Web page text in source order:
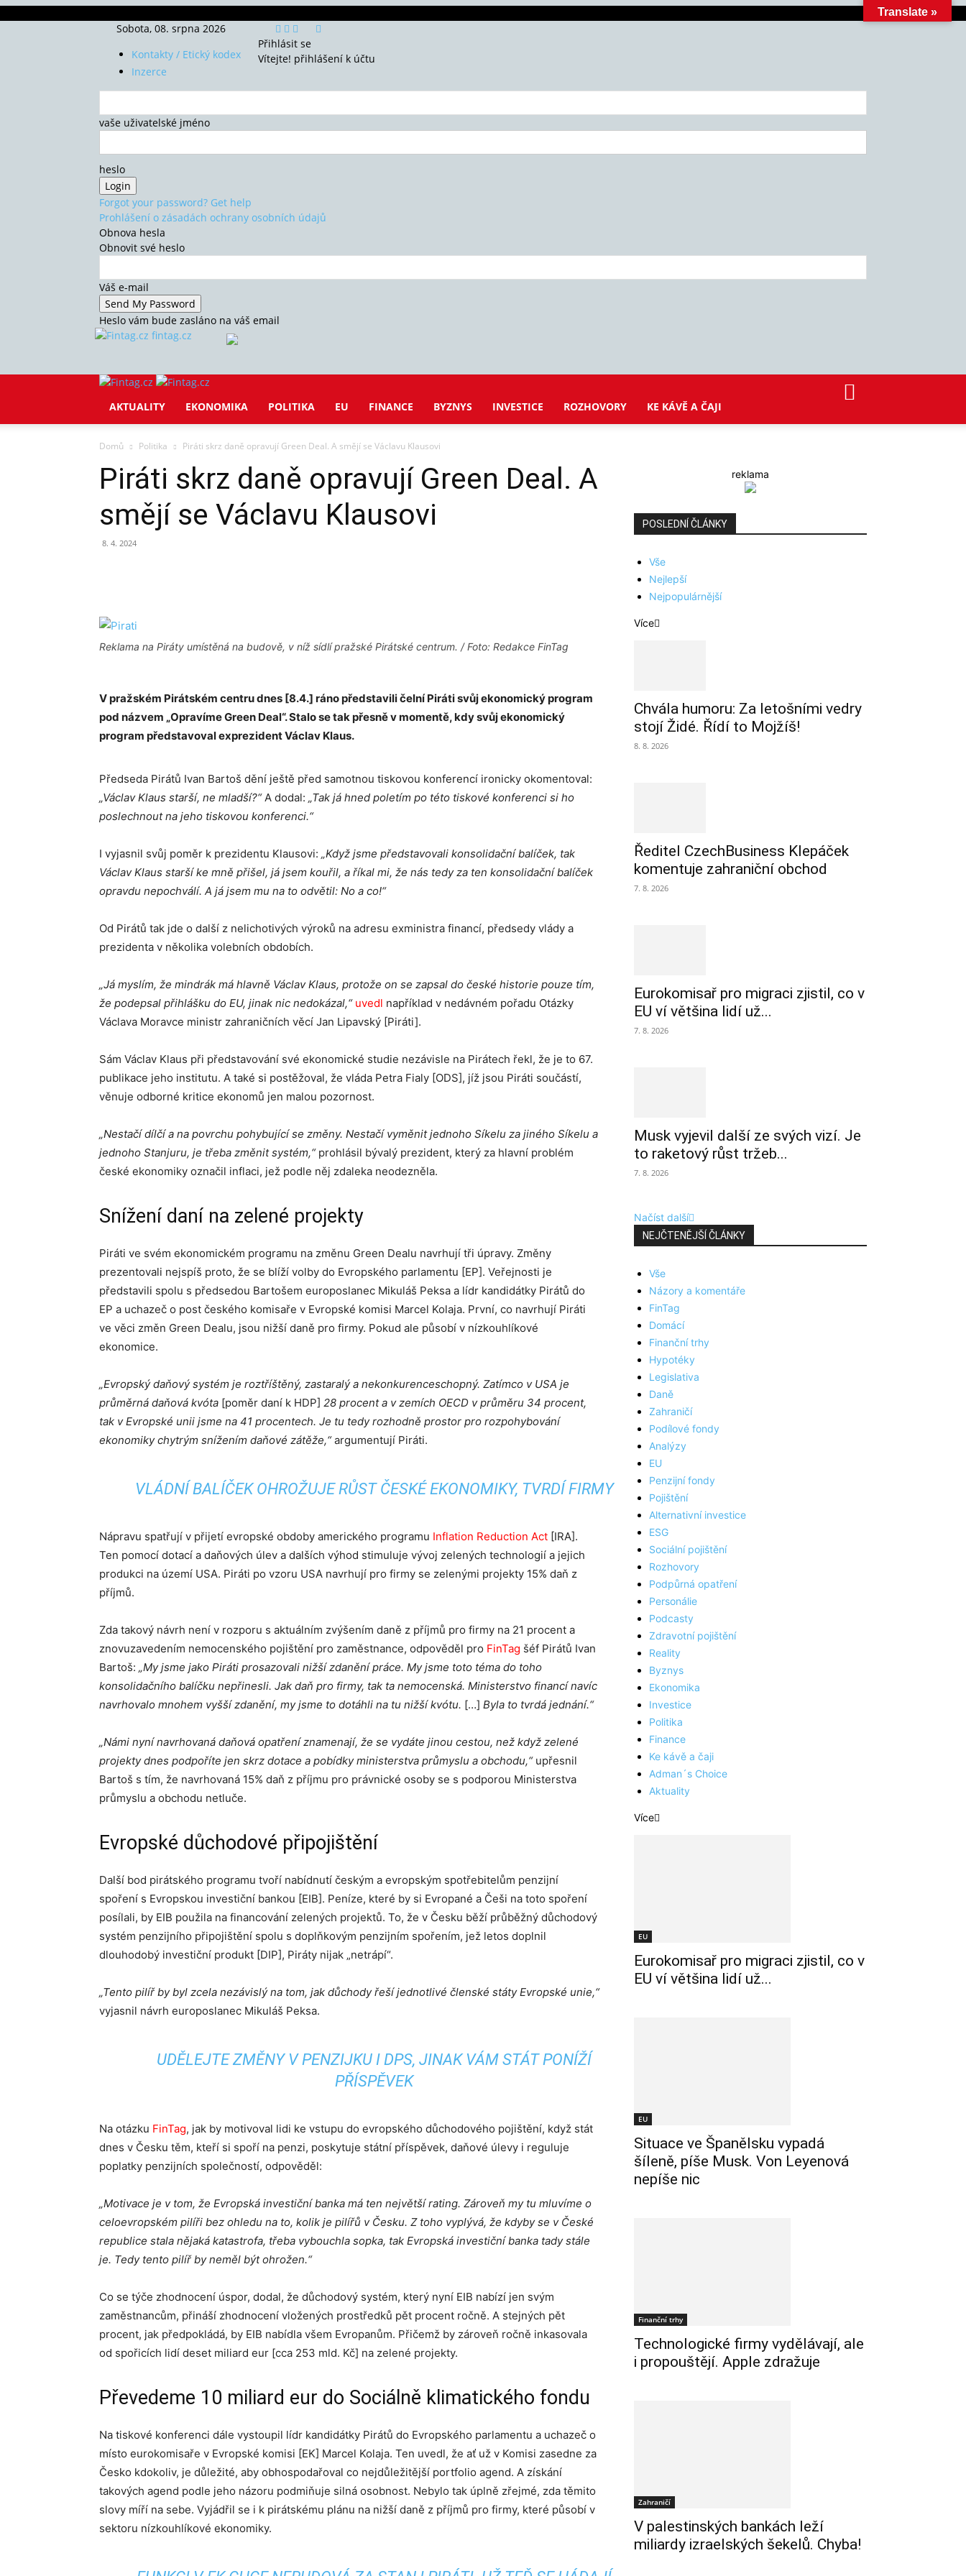
Sobota, 08. srpna 2026
Kontakty / Etický kodex
Inzerce
Přihlásit se
Vítejte! přihlášení k účtu
vaše uživatelské jméno
heslo
Forgot your password? Get help
Prohlášení o zásadách ochrany osobních údajů
Obnova hesla
Obnovit své heslo
Váš e-mail
Heslo vám bude zasláno na váš email
fintag.cz
AKTUALITY EKONOMIKA POLITIKA EU FINANCE BYZNYS INVESTICE ROZHOVORY KE KÁVĚ A ČAJI
Domů Politika Piráti skrz daně opravují Green Deal. A smějí se Václavu Klausovi
Piráti skrz daně opravují Green Deal. A
smějí se Václavu Klausovi
8. 4. 2024
Reklama na Piráty umístěná na budově, v níž sídlí pražské Pirátské centrum. / Foto: Redakce FinTag
V pražském Pirátském centru dnes [8.4.] ráno představili čelní Piráti svůj ekonomický program
pod názvem „Opravíme Green Deal“. Stalo se tak přesně v momentě, kdy svůj ekonomický
program představoval exprezident Václav Klaus.
Předseda Pirátů Ivan Bartoš dění ještě před samotnou tiskovou konferencí ironicky okomentoval:
„Václav Klaus starší, ne mladší?“A dodal: „Tak já hned poletím po této tiskové konferenci si ho
poslechnout na jeho tiskovou konferenci.“
I vyjasnil svůj poměr k prezidentu Klausovi: „Když jsme představovali konsolidační balíček, tak
Václav Klaus starší ke mně přišel, já jsem kouřil, a říkal mi, že nás tedy za ten konsolidační balíček
opravdu nepochválí. A já jsem mu na to odvětil: No a co!“
Od Pirátů tak jde o další z nelichotivých výroků na adresu exministra financí, předsedy vlády a
prezidenta v několika volebních obdobích.
„Já myslím, že mindrák má hlavně Václav Klaus, protože on se zapsal do české historie pouze tím,
že podepsal přihlášku do EU, jinak nic nedokázal,“ uvedl například v nedávném pořadu Otázky
Václava Moravce ministr zahraničních věcí Jan Lipavský [Piráti].
Sám Václav Klaus při představování své ekonomické studie nezávisle na Pirátech řekl, že je to 67.
publikace jeho institutu. A také si postěžoval, že vláda Petra Fialy [ODS], jíž jsou Piráti součástí,
věnuje odborné kritice ekonomů jen malou pozornost.
„Nestačí dílčí a na povrchu pohybující se změny. Nestačí vyměnit jednoho Síkelu za jiného Síkelu a
jednoho Stanjuru, je třeba změnit systém,“prohlásil bývalý prezident, který za hlavní problém
české ekonomiky označil inflaci, jež podle něj zdaleka neodezněla.
Snížení daní na zelené projekty
Piráti ve svém ekonomickém programu na změnu Green Dealu navrhují tři úpravy. Změny
prezentovali nejspíš proto, že se blíží volby do Evropského parlamentu [EP]. Veřejnosti je
představili spolu s předsedou Bartošem europoslanec Mikuláš Peksa a lídr kandidátky Pirátů do
EP a uchazeč o post českého komisaře v Evropské komisi Marcel Kolaja. První, co navrhují Piráti
ve věci změn Green Dealu, jsou nižší daně pro firmy. Pokud ale působí v nízkouhlíkové
ekonomice.
„Evropský daňový systém je roztříštěný, zastaralý a nekonkurenceschopný. Zatímco v USA je
průměrná daňová kvóta [poměr daní k HDP] 28 procent a v zemích OECD v průměru 34 procent,
tak v Evropské unii jsme na 41 procentech. Je tu tedy rozhodně prostor pro rozpohybování
ekonomiky chytrým snížením daňové zátěže,“argumentují Piráti.
VLÁDNÍ BALÍČEK OHROŽUJE RŮST ČESKÉ EKONOMIKY, TVRDÍ FIRMY
Nápravu spatřují v přijetí evropské obdoby amerického programu Inflation Reduction Act [IRA].
Ten pomocí dotací a daňových úlev a dalších výhod stimuluje vývoj zelených technologií a jejich
produkci na území USA. Piráti po vzoru USA navrhují pro firmy se zelenými projekty 15% daň z
příjmů.
Zda takový návrh není v rozporu s aktuálním zvýšením daně z příjmů pro firmy na 21 procent a
znovuzavedením nemocenského pojištění pro zaměstnance, odpověděl pro FinTag šéf Pirátů Ivan
Bartoš: „My jsme jako Piráti prosazovali nižší zdanění práce. My jsme toto téma do toho
konsolidačního balíčku nepřinesli. Jak daň pro firmy, tak ta nemocenská. Ministerstvo financí navíc
navrhovalo mnohem vyšší zdanění, my jsme to dotáhli na tu nižší kvótu. […] Byla to tvrdá jednání.“
„Námi nyní navrhovaná daňová opatření znamenají, že se vydáte jinou cestou, než když zelené
projekty dnes podpoříte jen skrz dotace a pobídky ministerstva průmyslu a obchodu,“upřesnil
Bartoš s tím, že navrhovaná 15% daň z příjmu pro právnické osoby se s podporou Ministerstva
průmyslu a obchodu netluče.
Evropské důchodové připojištění
Další bod pirátského programu tvoří nabídnutí českým a evropským spotřebitelům penzijní
spoření s Evropskou investiční bankou [EIB]. Peníze, které by si Evropané a Češi na toto spoření
posílali, by EIB použila na financování zelených projektů. To, že v Česku běží průběžný důchodový
systém penzijního připojištění spolu s doplňkovým penzijním spořením, jež letos doplnil
dlouhodobý investiční produkt [DIP], Piráty nijak „netrápí“.
„Tento pilíř by byl zcela nezávislý na tom, jak důchody řeší jednotlivé členské státy Evropské unie,“
vyjasnil návrh europoslanec Mikuláš Peksa.
UDĚLEJTE ZMĚNY V PENZIJKU I DPS, JINAK VÁM STÁT PONÍŽÍ
PŘÍSPĚVEK
Na otázku FinTag, jak by motivoval lidi ke vstupu do evropského důchodového pojištění, když stát
dnes v Česku těm, kteří si spoří na penzi, poskytuje státní příspěvek, daňové úlevy i reguluje
poplatky penzijních společností, odpověděl:
„Motivace je v tom, že Evropská investiční banka má ten největší rating. Zároveň my tu mluvíme o
celoevropském pilíři bez ohledu na to, kolik je pilířů v Česku. Z toho vyplývá, že kdyby se v České
republice stala nějaká katastrofa, třeba vybouchla sopka, tak Evropská investiční banka tady stále
je. Tedy tento pilíř by neměl být ohrožen.“
Co se týče zhodnocení úspor, dodal, že důchodový systém, který nyní EIB nabízí jen svým
zaměstnancům, přináší zhodnocení vložených prostředků pět procent ročně. A stejných pět
procent, jak předpokládá, by EIB nabídla všem Evropanům. Přičemž by zároveň ročně inkasovala
od spořicích lidí deset miliard eur [cca 253 mld. Kč] na zelené projekty.
Převedeme 10 miliard eur do Sociálně klimatického fondu
Na tiskové konferenci dále vystoupil lídr kandidátky Pirátů do Evropského parlamentu a uchazeč o
místo eurokomisaře v Evropské komisi [EK] Marcel Kolaja. Ten uvedl, že ať už v Komisi zasedne za
Česko kdokoliv, je důležité, aby obhospodařoval co nejdůležitější portfolio agend. A získání
takových agend podle jeho názoru podmiňuje silná osobnost. Nebylo tak úplně zřejmé, zda těmito
slovy míří na sebe. Vyjádřil se i k pirátskému plánu na nižší daně z příjmů pro firmy, které působí v
sektoru nízkouhlíkové ekonomiky.
reklama
POSLEDNÍ ČLÁNKY
Vše
Nejlepší
Nejpopulárnější
Více
Chvála humoru: Za letošními vedry
stojí Židé. Řídí to Mojžíš!
8. 8. 2026
Ředitel CzechBusiness Klepáček
komentuje zahraniční obchod
7. 8. 2026
Eurokomisař pro migraci zjistil, co v
EU ví většina lidí už...
7. 8. 2026
Musk vyjevil další ze svých vizí. Je
to raketový růst tržeb...
7. 8. 2026
Načíst další
NEJČTENĚJŠÍ ČLÁNKY
Vše
Názory a komentáře
FinTag
Domácí
Finanční trhy
Hypotéky
Legislativa
Daně
Zahraničí
Podílové fondy
Analýzy
EU
Penzijní fondy
Pojištění
Alternativní investice
ESG
Sociální pojištění
Rozhovory
Podpůrná opatření
Personálie
Podcasty
Zdravotní pojištění
Reality
Byznys
Ekonomika
Investice
Politika
Finance
Ke kávě a čaji
Adman´s Choice
Aktuality
Více
EU
Eurokomisař pro migraci zjistil, co v
EU ví většina lidí už...
EU
Situace ve Španělsku vypadá
šíleně, píše Musk. Von Leyenová
nepíše nic
Finanční trhy
Technologické firmy vydělávají, ale
i propouštějí. Apple zdražuje
Zahraničí
V palestinských bankách leží
miliardy izraelských šekelů. Chyba!
Translate »